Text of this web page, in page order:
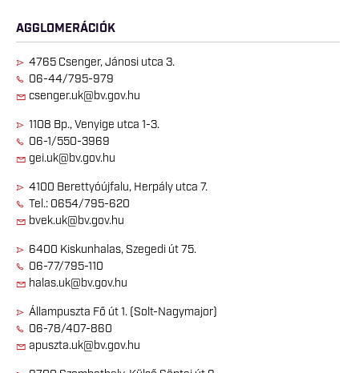
AGGLOMERÁCIÓK
4765 Csenger, Jánosi utca 3.
06-44/795-979
csenger.uk@bv.gov.hu
1108 Bp., Venyige utca 1-3.
06-1/550-3969
gei.uk@bv.gov.hu
4100 Berettyóújfalu, Herpály utca 7.
Tel.: 0654/795-620
bvek.uk@bv.gov.hu
6400 Kiskunhalas, Szegedi út 75.
06-77/795-110
halas.uk@bv.gov.hu
Állampuszta Fő út 1. (Solt-Nagymajor)
06-78/407-860
apuszta.uk@bv.gov.hu